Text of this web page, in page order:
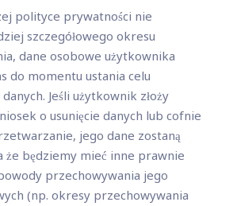
polityce prywatności nie
szczegółowego okresu
dane osobowe użytkownika
do momentu ustania celu
Jeśli użytkownik złoży
o usunięcie danych lub cofnie
jego dane zostaną
że będziemy mieć inne prawnie
przechowywania jego
(np. okresy przechowywania